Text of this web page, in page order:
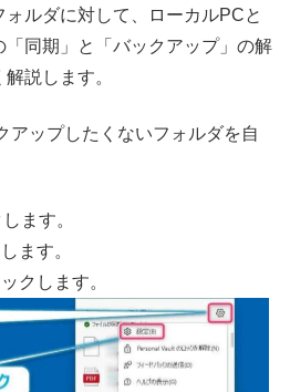
ルダに対して、ローカルPCと
「同期」と「バックアップ」の解
説します。
アップしたくないフォルダを自
ます。
ます。
クします。